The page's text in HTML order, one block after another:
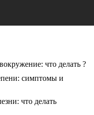
что делать ?
симптомы и
что делать